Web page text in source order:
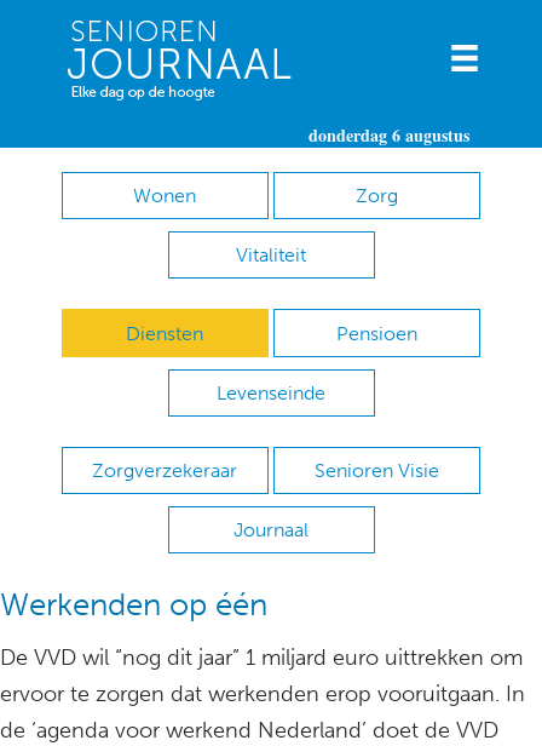
donderdag 6 augustus
Wonen Zorg
Vitaliteit
Diensten Pensioen
Levenseinde
Zorgverzekeraar Senioren Visie
Journaal
Werkenden op één
De VVD wil “nog dit jaar” 1 miljard euro uittrekken om
ervoor te zorgen dat werkenden erop vooruitgaan. In
de ‘agenda voor werkend Nederland’ doet de VVD